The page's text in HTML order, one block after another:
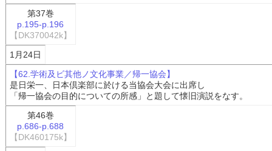
第37巻
p.195-p.196
【DK370042k】
1月24日
【62.学術及ビ其他ノ文化事業／帰一協会】
是日栄一、日本倶楽部に於ける当協会大会に出席し
「帰一協会の目的についての所感」と題して懐旧演説をなす。
第46巻
p.686-p.688
【DK460175k】